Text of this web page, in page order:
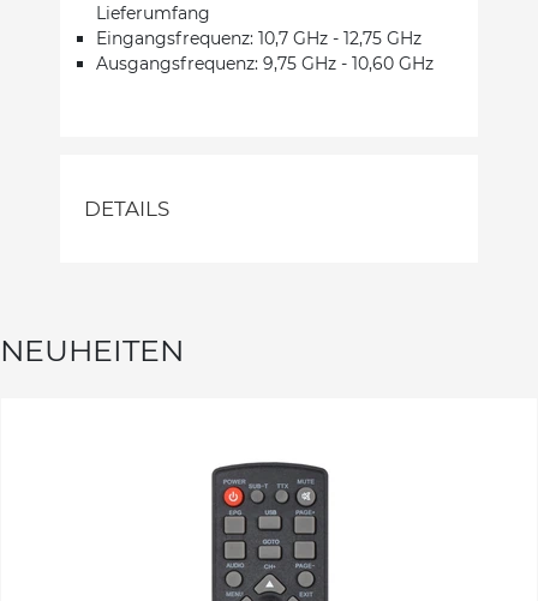
Lieferumfang
Eingangsfrequenz: 10,7 GHz - 12,75 GHz
Ausgangsfrequenz: 9,75 GHz - 10,60 GHz
DETAILS
NEUHEITEN